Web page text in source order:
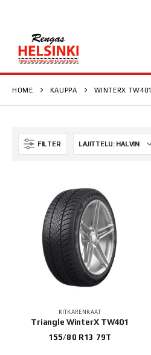
HOME KAUPPA WINTERX TW401
FILTER
KITKARENKAAT
Triangle WinterX TW401
155/80 R13 79T